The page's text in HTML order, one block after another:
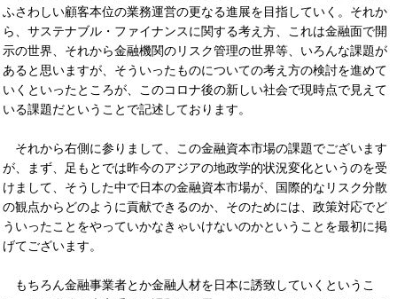
ふさわしい顧客本位の業務運営の更なる進展を目指していく。それか
ら、サステナブル・ファイナンスに関する考え方、これは金融面で開
示の世界、それから金融機関のリスク管理の世界等、いろんな課題が
あると思いますが、そういったものについての考え方の検討を進めて
いくといったところが、このコロナ後の新しい社会で現時点で見えて
いる課題だということで記述しております。
それから右側に参りまして、この金融資本市場の課題でございます
が、まず、足もとでは昨今のアジアの地政学的状況変化というのを受
けまして、そうした中で日本の金融資本市場が、国際的なリスク分散
の観点からどのように貢献できるのか、そのためには、政策対応でど
ういったことをやっていかなきゃいけないのかということを最初に掲
げてございます。
もちろん金融事業者とか金融人材を日本に誘致していくというこ